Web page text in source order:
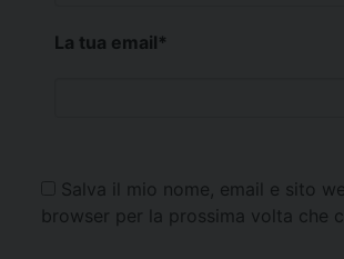
La tua email*
Salva il mio nome, email e sito
browser per la prossima volta che